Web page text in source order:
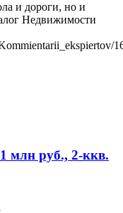
и дороги, но и
Недвижимости
млн руб., 2-ккв.